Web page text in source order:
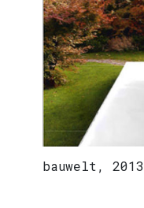
bauwelt, 2013